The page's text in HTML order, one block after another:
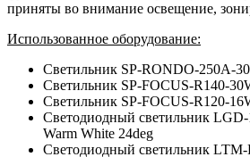
приняты во внимание освещение,
Использованное оборудование:
Светильник SP-RONDO-250A-
Светильник SP-FOCUS-R140-
Светильник SP-FOCUS-R120-
Светодиодный светильник
Warm White 24deg
Светодиодный светильник